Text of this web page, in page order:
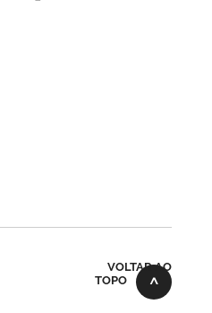
VOLTAR AO
TOPO